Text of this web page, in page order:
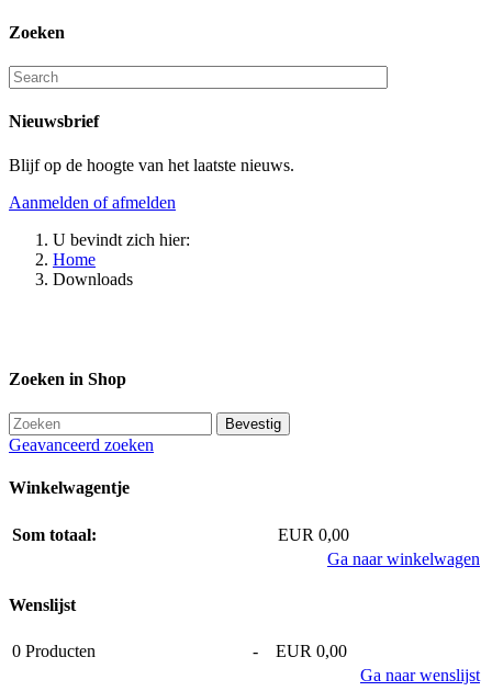
Zoeken
Nieuwsbrief
Blijf op de hoogte van het laatste nieuws.
Aanmelden of afmelden
U bevindt zich hier:
Home
Downloads
Zoeken in Shop
Geavanceerd zoeken
Winkelwagentje
Som totaal:
EUR 0,00
Ga naar winkelwagen
Wenslijst
0 Producten -
EUR 0,00
Ga naar wenslijst